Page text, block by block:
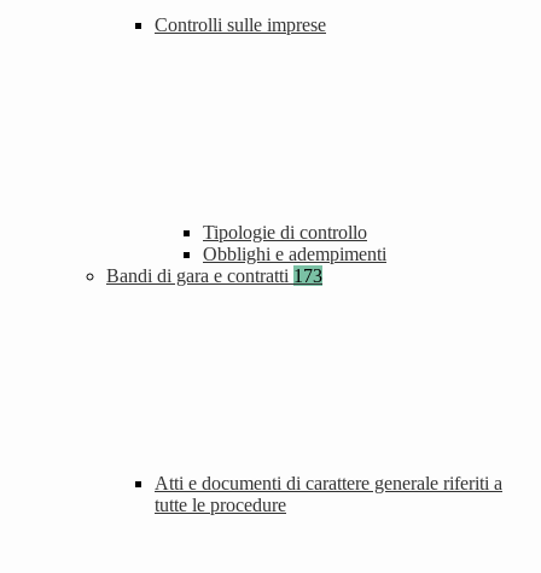
Controlli sulle imprese
Tipologie di controllo
Obblighi e adempimenti
Bandi di gara e contratti 173
Atti e documenti di carattere generale riferiti a
tutte le procedure